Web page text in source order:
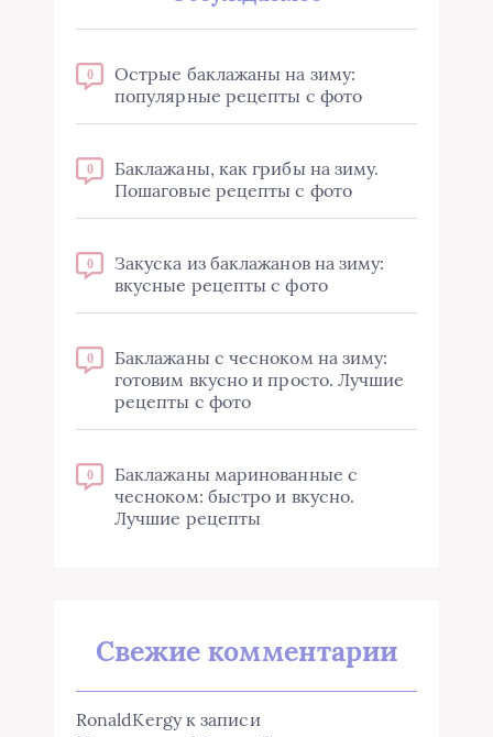
0
Острые баклажаны на зиму:
популярные рецепты с фото
0
Баклажаны, как грибы на зиму.
Пошаговые рецепты с фото
0
Закуска из баклажанов на зиму:
вкусные рецепты с фото
0
Баклажаны с чесноком на зиму:
готовим вкусно и просто. Лучшие
рецепты с фото
0
Баклажаны маринованные с
чесноком: быстро и вкусно.
Лучшие рецепты
Свежие комментарии
RonaldKergyк записи